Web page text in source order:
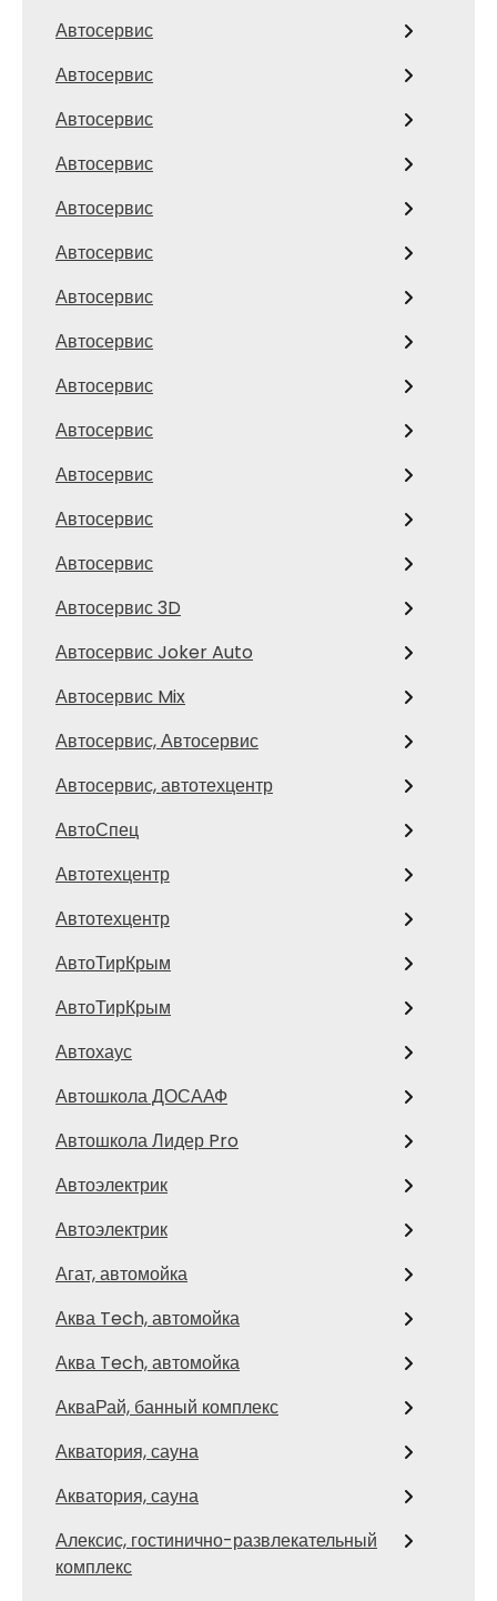
Автосервис
Автосервис
Автосервис
Автосервис
Автосервис
Автосервис
Автосервис
Автосервис
Автосервис
Автосервис
Автосервис
Автосервис
Автосервис
Автосервис 3D
Автосервис Joker Auto
Автосервис Mix
Автосервис, Автосервис
Автосервис, автотехцентр
АвтоСпец
Автотехцентр
Автотехцентр
АвтоТирКрым
АвтоТирКрым
Автохаус
Автошкола ДОСААФ
Автошкола Лидер Pro
Автоэлектрик
Автоэлектрик
Агат, автомойка
Аква Tech, автомойка
Аква Tech, автомойка
АкваРай, банный комплекс
Акватория, сауна
Акватория, сауна
Алексис, гостинично-развлекательный
комплекс